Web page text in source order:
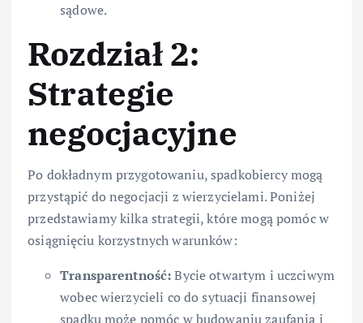
sądowe.
Rozdział 2:
Strategie
negocjacyjne
Po dokładnym przygotowaniu, spadkobiercy mogą
przystąpić do negocjacji z wierzycielami. Poniżej
przedstawiamy kilka strategii, które mogą pomóc w
osiągnięciu korzystnych warunków:
Transparentność:Bycie otwartym i uczciwym
wobec wierzycieli co do sytuacji finansowej
spadku może pomóc w budowaniu zaufania i